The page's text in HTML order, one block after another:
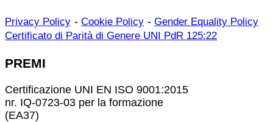
Privacy Policy - Cookie Policy - Gender Equality Policy
Certificato di Parità di Genere UNI PdR 125:22
PREMI
Certificazione UNI EN ISO 9001:2015
nr. IQ-0723-03 per la formazione
(EA37)